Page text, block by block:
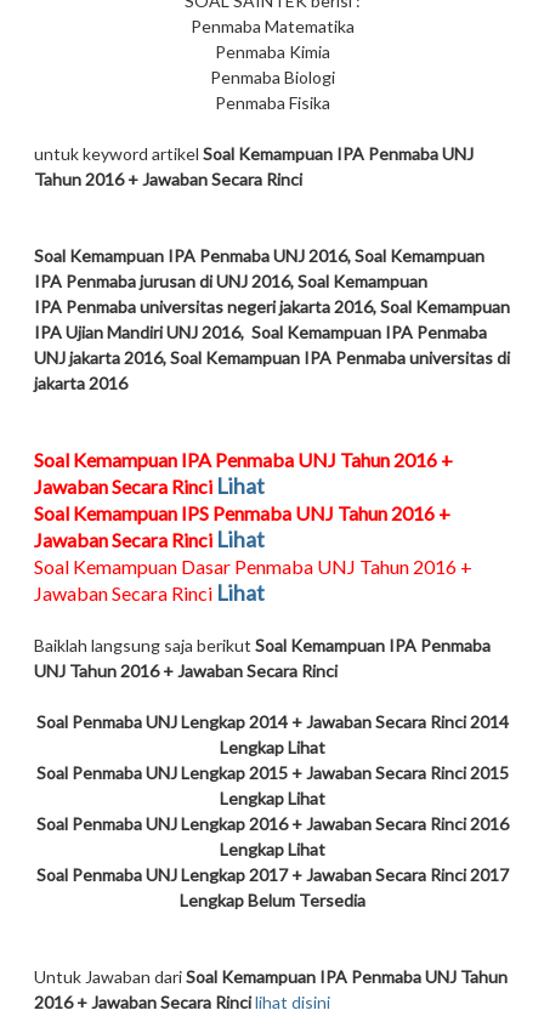
Penmaba Matematika
Penmaba Kimia
Penmaba Biologi
Penmaba Fisika
untuk keyword artikel Soal Kemampuan IPA Penmaba UNJ
Tahun 2016 + Jawaban Secara Rinci
Soal Kemampuan IPA Penmaba UNJ 2016,Soal Kemampuan
IPA Penmaba jurusan di UNJ 2016,Soal Kemampuan
IPA Penmaba universitas negeri jakarta 2016, Soal Kemampuan
IPA Ujian Mandiri UNJ 2016, Soal Kemampuan IPA Penmaba
UNJ jakarta 2016,Soal Kemampuan IPA Penmaba universitas di
jakarta 2016
Soal Kemampuan IPA Penmaba UNJ Tahun 2016 +
Jawaban Secara Rinci Lihat
Soal Kemampuan IPS Penmaba UNJ Tahun 2016 +
Jawaban Secara Rinci Lihat
Soal Kemampuan Dasar Penmaba UNJ Tahun 2016 +
Jawaban Secara Rinci Lihat
Baiklah langsung saja berikut Soal Kemampuan IPA Penmaba
UNJ Tahun 2016 + Jawaban Secara Rinci
Soal Penmaba UNJLengkap 2014 + Jawaban Secara Rinci 2014
LengkapLihat
Soal Penmaba UNJLengkap 2015 + Jawaban Secara Rinci 2015
LengkapLihat
Soal Penmaba UNJLengkap 2016 + Jawaban Secara Rinci 2016
LengkapLihat
Soal Penmaba UNJLengkap 2017 + Jawaban Secara Rinci 2017
Lengkap Belum Tersedia
Untuk Jawaban dariSoal Kemampuan IPA Penmaba UNJ Tahun
2016 + Jawaban Secara Rincilihat disini